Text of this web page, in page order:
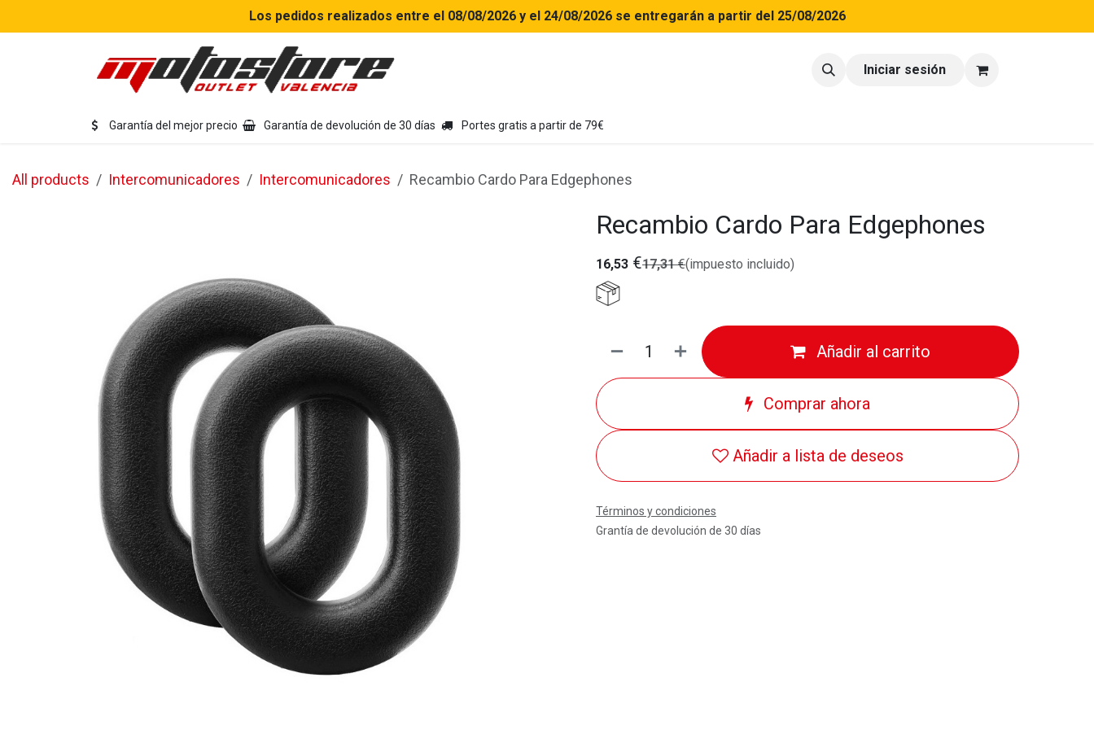
Los pedidos realizados entre el 08/08/2026 y el 24/08/2026 se entregarán a partir del 25/08/2026
Equipamiento moto Iniciar sesión
Garantía del mejor precio Garantía de devolución de 30 días Portes gratis a partir de 79€
All products Intercomunicadores Intercomunicadores Recambio Cardo Para Edgephones
Recambio Cardo Para Edgephones
16,53 €17,31€(impuesto incluido)
Añadir al carrito
Comprar ahora
Añadir a lista de deseos
Términos y condiciones
Grantía de devolución de 30 días